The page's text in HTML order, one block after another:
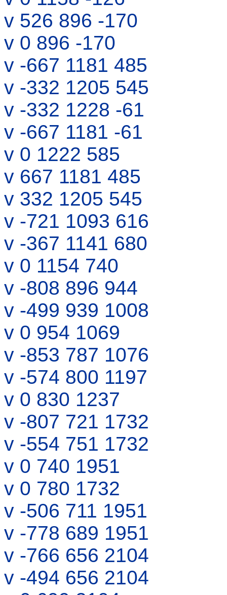
v 526 896 -170
v 0 896 -170
v -667 1181 485
v -332 1205 545
v -332 1228 -61
v -667 1181 -61
v 0 1222 585
v 667 1181 485
v 332 1205 545
v -721 1093 616
v -367 1141 680
v 0 1154 740
v -808 896 944
v -499 939 1008
v 0 954 1069
v -853 787 1076
v -574 800 1197
v 0 830 1237
v -807 721 1732
v -554 751 1732
v 0 740 1951
v 0 780 1732
v -506 711 1951
v -778 689 1951
v -766 656 2104
v -494 656 2104